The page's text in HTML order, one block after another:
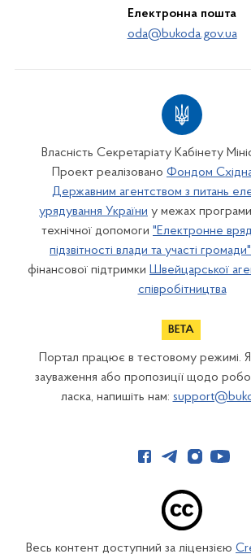
Електронна пошта
oda@bukoda.gov.ua
Власність Секретаріату Кабінету
Проект реалізовано Фондом
Державним агентством з питань
урядування України у межах
технічної допомоги "Електронне
підзвітності влади та участі громади"
фінансової підтримки Швейцарської
співробітництва
Портал працює в тестовому режимі.
зауваження або пропозиції щодо
ласка, напишіть нам:
Весь контент доступний за ліцензією